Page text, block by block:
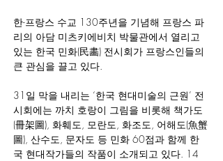
한-프랑스 수교 130주년을 기념해 프랑스 파
리의 아담 미츠키에비치 박물관에서 열리고
있는 한국 민화(民畵) 전시회가 프랑스인들의
큰 관심을 끌고 있다.
31일 막을 내리는 ‘한국 현대미술의 근원’ 전
시회에는 까치 호랑이 그림을 비롯해 책가도
(冊架圖), 화훼도, 모란도, 화조도, 어해도(魚蟹
圖), 산수도, 문자도 등 민화 60점과 함께 한
국 현대작가들의 작품이 소개되고 있다. 14